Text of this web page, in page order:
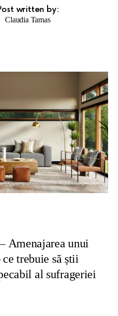
written by:
Claudia Tamas
Amenajarea unui
trebuie să știi
al sufrageriei